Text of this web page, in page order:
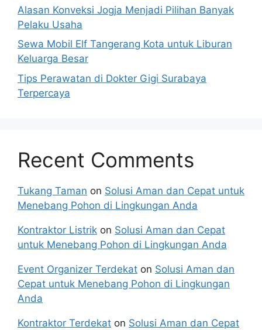
Alasan Konveksi Jogja Menjadi Pilihan Banyak
Pelaku Usaha
Sewa Mobil Elf Tangerang Kota untuk Liburan
Keluarga Besar
Tips Perawatan di Dokter Gigi Surabaya
Terpercaya
Recent Comments
Tukang Taman on Solusi Aman dan Cepat untuk
Menebang Pohon di Lingkungan Anda
Kontraktor Listrik on Solusi Aman dan Cepat
untuk Menebang Pohon di Lingkungan Anda
Event Organizer Terdekat on Solusi Aman dan
Cepat untuk Menebang Pohon di Lingkungan
Anda
Kontraktor Terdekat on Solusi Aman dan Cepat